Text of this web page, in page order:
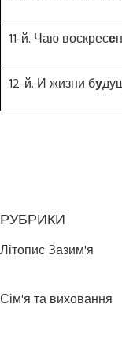
11-й. Чаю воскресе
12-й. И жизни бу
РУБРИКИ
Літопис Зазим'я
Сім'я та виховання